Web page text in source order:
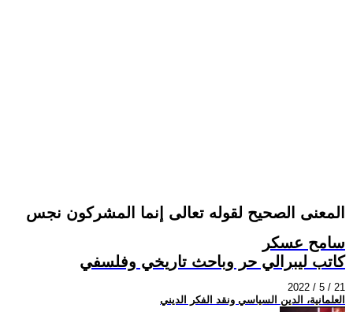
المعنى الصحيح لقوله تعالى إنما المشركون نجس
سامح عسكر
كاتب ليبرالي حر وباحث تاريخي وفلسفي
2022 / 5 / 21
العلمانية، الدين السياسي ونقد الفكر الديني